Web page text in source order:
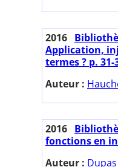
2016
Application,
termes ? p. 31-
Auteur :
2016
fonctions en
Auteur : Dupas